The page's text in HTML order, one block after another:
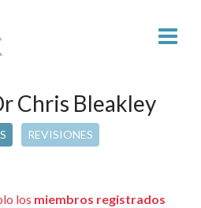
Chris Bleakley
REVISIONES
los miembros registrados